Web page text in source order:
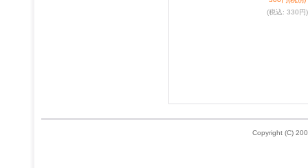
(税込: 330円)
Copyright (C)